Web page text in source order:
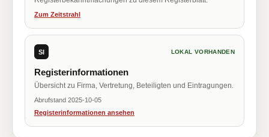
Zum Zeitstrahl
SI LOKAL VORHANDEN
Registerinformationen
Übersicht zu Firma, Vertretung, Beteiligten und Eintragungen.
Abrufstand 2025-10-05
Registerinformationen ansehen